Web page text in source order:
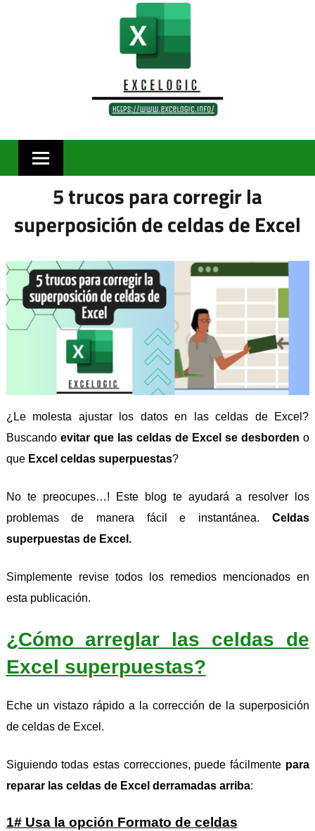
5 trucos para corregir la
superposición de celdas de Excel
¿Le molesta ajustar los datos en las celdas de Excel?
Buscando evitar que las celdas de Excel se desborden o
que Excel celdas superpuestas?
No te preocupes…! Este blog te ayudará a resolver los
problemas de manera fácil e instantánea. Celdas
superpuestas de Excel.
Simplemente revise todos los remedios mencionados en
esta publicación.
¿Cómo arreglar las celdas de
Excel superpuestas?
Eche un vistazo rápido a la corrección de la superposición
de celdas de Excel.
Siguiendo todas estas correcciones, puede fácilmente para
reparar las celdas de Excel derramadas arriba:
1# Usa la opción Formato de celdas